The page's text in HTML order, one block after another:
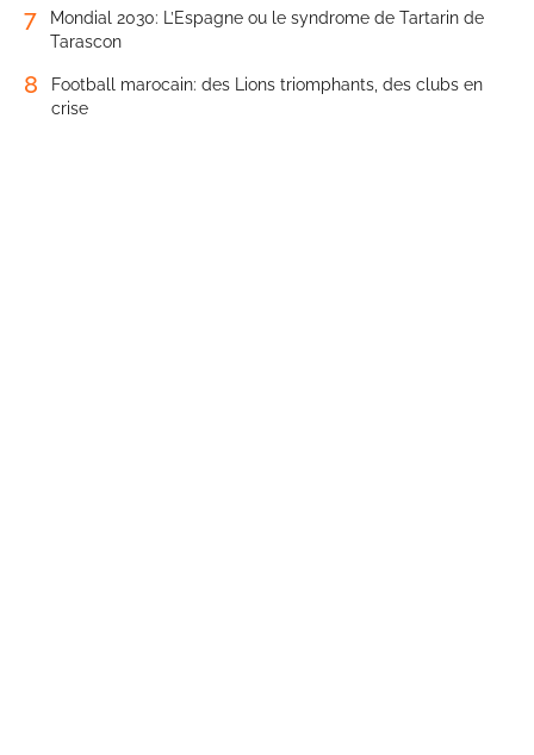
7
Mondial 2030: L’Espagne ou le syndrome de Tartarin de
Tarascon
8
Football marocain: des Lions triomphants, des clubs en
crise